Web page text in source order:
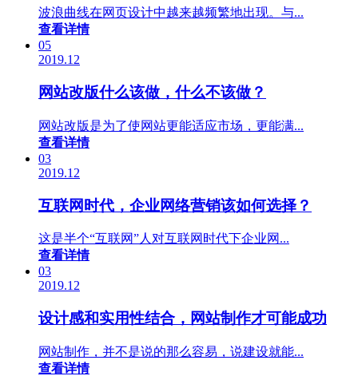
波浪曲线在网页设计中越来越频繁地出现。与...
查看详情
05
2019.12
网站改版什么该做，什么不该做？
网站改版是为了使网站更能适应市场，更能满...
查看详情
03
2019.12
互联网时代，企业网络营销该如何选择？
这是半个“互联网”人对互联网时代下企业网...
查看详情
03
2019.12
设计感和实用性结合，网站制作才可能成功
网站制作，并不是说的那么容易，说建设就能...
查看详情